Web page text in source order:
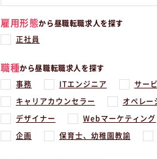
雇用形態から昼職転職求人を探す
正社員
職種から昼職転職求人を探す
事務 ITエンジニア サー
キャリアカウンセラー オペレー
デザイナー Webマーケティング
企画 保育士、幼稚園教諭